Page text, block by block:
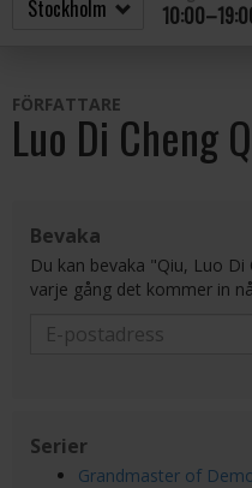
FÖRFATTARE
Luo Di Cheng
Bevaka
Du kan bevaka "Qiu, Luo
varje gång det kommer in
Serier
Grandmaster of